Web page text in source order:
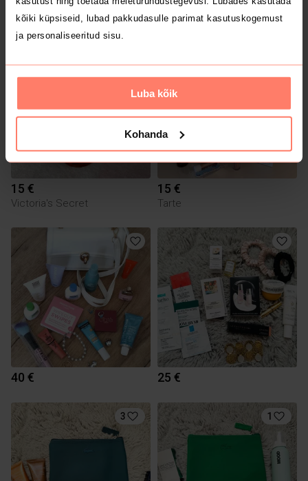
kõiki küpsiseid, lubad pakkudasulle parimat kasutuskogemust
ja personaliseeritud sisu.
Luba kõik
Kohanda
Max Factor
15 €
Victoria's Secret
15 €
Tarte
40 € 25 €
3 1